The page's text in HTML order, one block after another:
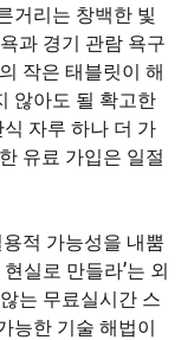
거리는 창백한 빛
과 경기 관람 욕구
작은 태블릿이 해
않아도 될 확고한
자루 하나 더 가
유료 가입은 일절
적 가능성을 내뿜
실로 만들라’는 외
는 무료실시간 스
능한 기술 해법이